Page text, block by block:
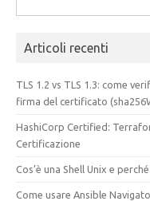
per:
Articoli recenti
TLS 1.2 vs TLS 1.3: come
firma del certificato
HashiCorp Certified:
Certificazione
Cos’è una Shell Unix e
Come usare Ansible